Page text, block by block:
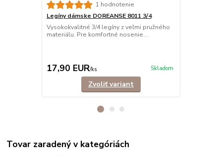
1 hodnotenie
Legíny dámske DOREANSE 8011 3/4
Vysokokvalitné 3/4 legíny z veľmi pružného
materiálu. Pre komfortné nosenie...
17,90 EUR/ks Skladom
Zvoliť variant
Tovar zaradený v kategóriách